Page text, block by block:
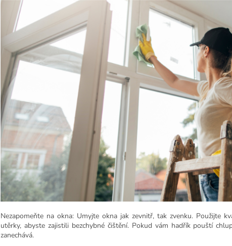
Nezapomeňte na okna: Umyjte okna jak zevnitř, tak zvenku. Použijte
utěrky, abyste zajistili bezchybné čištění. Pokud vám hadřík pouští
zanechává.